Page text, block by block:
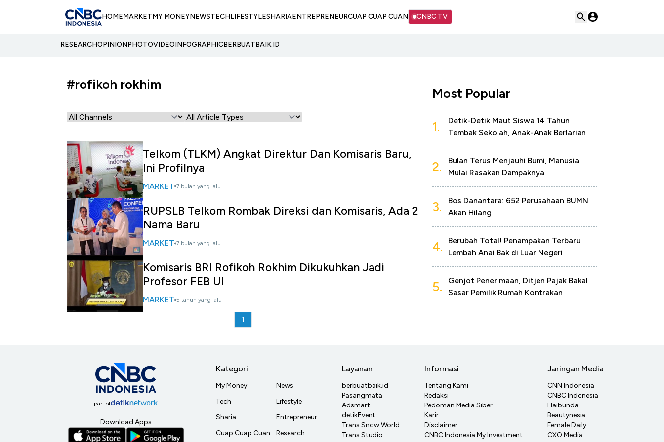
HOMEMARKETMY MONEYNEWSTECHLIFESTYLESHARIAENTREPRENEURCUAP CUAP CUAN CNBC TV
RESEARCHOPINIONPHOTOVIDEOINFOGRAPHICBERBUATBAIK.ID
#rofikoh rokhim
Telkom (TLKM) Angkat Direktur Dan Komisaris Baru,
Ini Profilnya
MARKET 7 bulan yang lalu
RUPSLB Telkom Rombak Direksi dan Komisaris, Ada 2
Nama Baru
MARKET 7 bulan yang lalu
Komisaris BRI Rofikoh Rokhim Dikukuhkan Jadi
Profesor FEB UI
MARKET 5 tahun yang lalu
1
Most Popular
1.
Detik-Detik Maut Siswa 14 Tahun
Tembak Sekolah, Anak-Anak Berlarian
2.
Bulan Terus Menjauhi Bumi, Manusia
Mulai Rasakan Dampaknya
3.
Bos Danantara: 652 Perusahaan BUMN
Akan Hilang
4.
Berubah Total! Penampakan Terbaru
Lembah Anai Bak di Luar Negeri
5.
Genjot Penerimaan, Ditjen Pajak Bakal
Sasar Pemilik Rumah Kontrakan
part of
Download Apps
Kategori
My Money
Tech
Sharia
Cuap Cuap Cuan
News
Lifestyle
Entrepreneur
Research
Layanan
berbuatbaik.id
Pasangmata
Adsmart
detikEvent
Trans Snow World
Trans Studio
Informasi
Tentang Kami
Redaksi
Pedoman Media Siber
Karir
Disclaimer
CNBC Indonesia My Investment
Jaringan Media
CNN Indonesia
CNBC Indonesia
Haibunda
Beautynesia
Female Daily
CXO Media